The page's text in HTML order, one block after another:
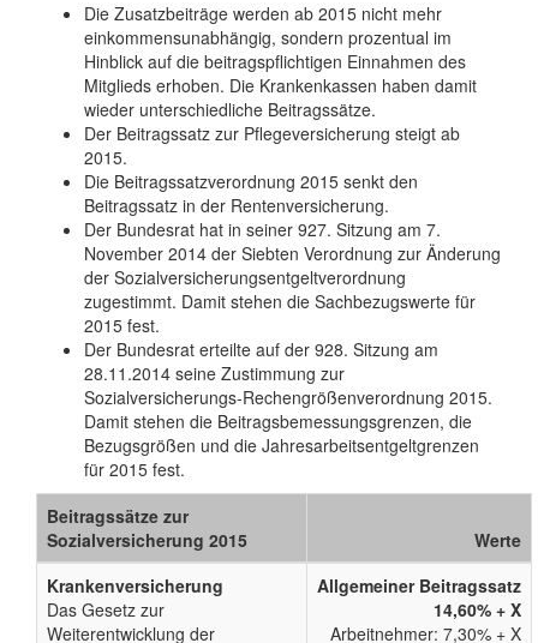
Die Zusatzbeiträge werden ab 2015 nicht mehr
einkommensunabhängig, sondern prozentual im
Hinblick auf die beitragspflichtigen Einnahmen des
Mitglieds erhoben. Die Krankenkassen haben damit
wieder unterschiedliche Beitragssätze.
Der Beitragssatz zur Pflegeversicherung steigt ab
2015.
Die Beitragssatzverordnung 2015 senkt den
Beitragssatz in der Rentenversicherung.
Der Bundesrat hat in seiner 927. Sitzung am 7.
November 2014 der Siebten Verordnung zur Änderung
der Sozialversicherungsentgeltverordnung
zugestimmt. Damit stehen die Sachbezugswerte für
2015 fest.
Der Bundesrat erteilte auf der 928. Sitzung am
28.11.2014 seine Zustimmung zur
Sozialversicherungs-Rechengrößenverordnung 2015.
Damit stehen die Beitragsbemessungsgrenzen, die
Bezugsgrößen und die Jahresarbeitsentgeltgrenzen
für 2015 fest.
Beitragssätze zur
Sozialversicherung 2015
Werte
Krankenversicherung
Das Gesetz zur
Weiterentwicklung der
Allgemeiner Beitragssatz
14,60% + X
Arbeitnehmer: 7,30% + X